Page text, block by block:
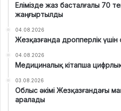
Елімізде жаз басталғалы 70
жаңғыртылды
04.08.2026
Жезқазғанда дропперлік үшін
04.08.2026
Медициналық кітапша
03.08.2026
Облыс әкімі Жезқазғандағы
аралады